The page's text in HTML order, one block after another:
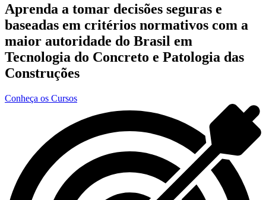
Aprenda a tomar decisões seguras e
baseadas em critérios normativos com a
maior autoridade do Brasil em
Tecnologia do Concreto e Patologia das
Construções
Conheça os Cursos